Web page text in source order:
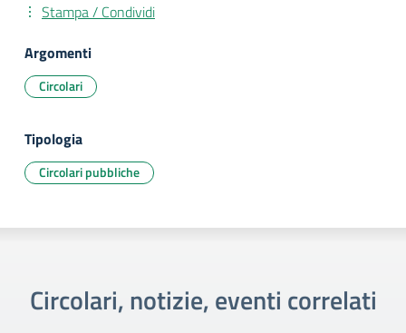
Stampa / Condividi
Argomenti
Circolari
Tipologia
Circolari pubbliche
Circolari, notizie, eventi correlati